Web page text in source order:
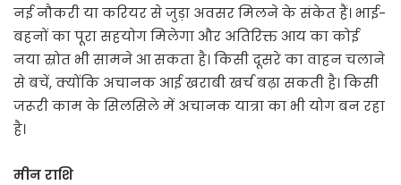
नई नौकरी या करियर से जुड़ा अवसर मिलने के संकेत हैं। भाई-
बहनों का पूरा सहयोग मिलेगा और अतिरिक्त आय का कोई
नया स्रोत भी सामने आ सकता है। किसी दूसरे का वाहन चलाने
से बचें, क्योंकि अचानक आई खराबी खर्च बढ़ा सकती है। किसी
जरूरी काम के सिलसिले में अचानक यात्रा का भी योग बन रहा
है।
मीन राशि